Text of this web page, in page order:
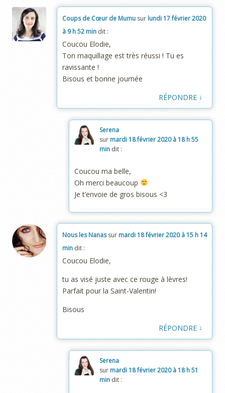
Coups de Cœur de Mumu sur lundi 17 février 2020
à 9 h 52 min dit :
Coucou Elodie,
Ton maquillage est très réussi ! Tu es
ravissante !
Bisous et bonne journée
RÉPONDRE ↓
Serena
sur mardi 18 février 2020 à 18 h 55
min dit :
Coucou ma belle,
Oh merci beaucoup
Je t’envoie de gros bisous <3
Nous les Nanassur mardi 18 février 2020 à 15 h 14
min dit :
Coucou Elodie,
tu as visé juste avec ce rouge à lèvres!
Parfait pour la Saint-Valentin!
Bisous
RÉPONDRE ↓
Serena
sur mardi 18 février 2020 à 18 h 51
min dit :